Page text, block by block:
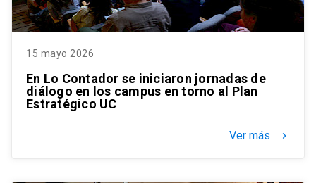
15 mayo 2026
En Lo Contador se iniciaron jornadas de
diálogo en los campus en torno al Plan
Estratégico UC
Ver más keyboard_arrow_right